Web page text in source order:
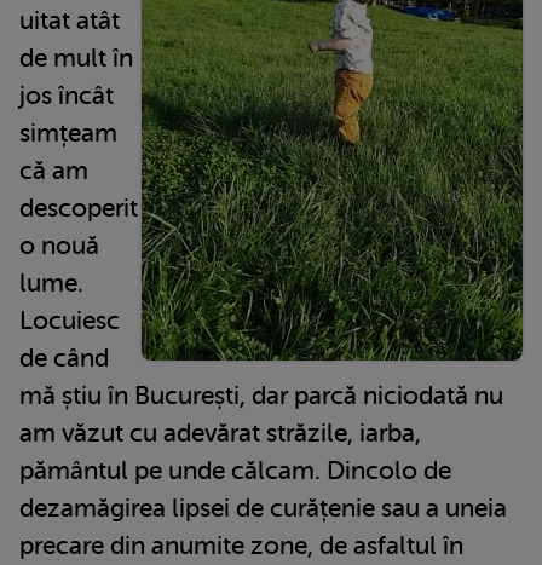
uitat atât
de mult în
jos încât
simțeam
că am
descoperit
o nouă
lume.
Locuiesc
de când
mă știu în București, dar parcă niciodată nu
am văzut cu adevărat străzile, iarba,
pământul pe unde călcam. Dincolo de
dezamăgirea lipsei de curățenie sau a uneia
precare din anumite zone, de asfaltul în